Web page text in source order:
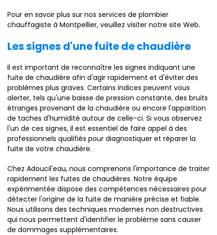
Pour en savoir plus sur nos services de plombier
chauffagiste à Montpellier, veuillez visiter notre site Web.
Les signes d'une fuite de chaudière
Il est important de reconnaître les signes indiquant une
fuite de chaudière afin d'agir rapidement et d'éviter des
problèmes plus graves. Certains indices peuvent vous
alerter, tels qu'une baisse de pression constante, des bruits
étranges provenant de la chaudière ou encore l'apparition
de taches d'humidité autour de celle-ci. Si vous observez
l'un de ces signes, il est essentiel de faire appel à des
professionnels qualifiés pour diagnostiquer et réparer la
fuite de votre chaudière.
Chez Adoucil'eau, nous comprenons l'importance de traiter
rapidement les fuites de chaudières. Notre équipe
expérimentée dispose des compétences nécessaires pour
détecter l'origine de la fuite de manière précise et fiable.
Nous utilisons des techniques modernes non destructives
qui nous permettent d'identifier le problème sans causer
de dommages supplémentaires.